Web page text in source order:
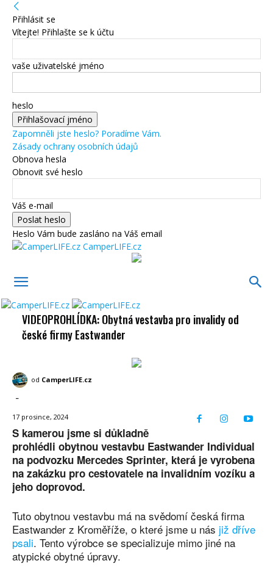
Přihlásit se
Vítejte! Přihlašte se k účtu
vaše uživatelské jméno
heslo
Zapomněli jste heslo? Poradíme Vám.
Zásady ochrany osobních údajů
Obnova hesla
Obnovit své heslo
Váš e-mail
Heslo Vám bude zasláno na Váš email
CamperLIFE.cz
VIDEOPROHLÍDKA: Obytná vestavba pro invalidy od
české firmy Eastwander
od CamperLIFE.cz
-
17 prosince, 2024
S kamerou jsme si důkladně
prohlédli obytnou vestavbu Eastwander Individual
na podvozku Mercedes Sprinter, která je vyrobena
na zakázku pro cestovatele na invalidním vozíku a
jeho doprovod.
Tuto obytnou vestavbu má na svědomí česká firma
Eastwander z Kroměříže, o které jsme u nás již dříve
psali. Tento výrobce se specializuje mimo jiné na
atypické obytné úpravy.